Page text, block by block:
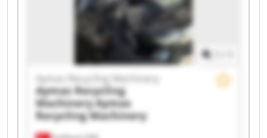
Aymas Recycling Machinery
Aymas Recycling
Machinery Aymas
Recycling Machinery